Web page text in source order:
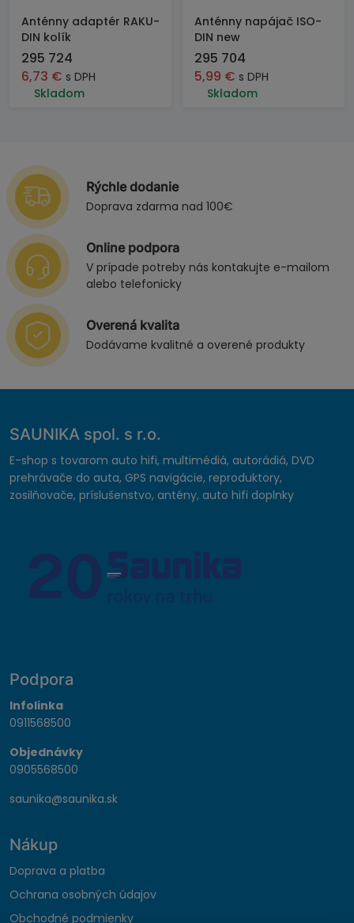
Anténny adaptér RAKU-
DIN kolík
295 724
6,73 € s DPH
Skladom
Anténny napájač ISO-
DIN new
295 704
5,99 € s DPH
Skladom
Rýchle dodanie
Doprava zdarma nad 100€
Online podpora
V prípade potreby nás kontakujte e-mailom
alebo telefonicky
Overená kvalita
Dodávame kvalitné a overené produkty
SAUNIKA spol. s r.o.
E-shop s tovarom auto hifi, multimédiá, autorádiá, DVD
prehrávače do auta, GPS navigácie, reproduktory,
zosilňovače, príslušenstvo, antény, auto hifi doplnky
Podpora
Infolinka
0911568500
Objednávky
0905568500
saunika@saunika.sk
Nákup
Doprava a platba
Ochrana osobných údajov
Obchodné podmienky